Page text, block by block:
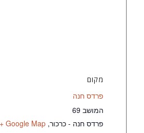
מקום
פרדס חנה
המושב 69
פרדס חנה - כרכור,
+ Google Map